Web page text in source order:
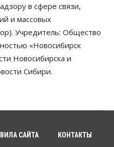
главные причины
в НСО
опять атакуют
через электронную
в сфере связи,
и массовых
Учредитель: Общество
«Новосибирск
Новосибирска и
Сибири.
САЙТА КОНТАКТЫ